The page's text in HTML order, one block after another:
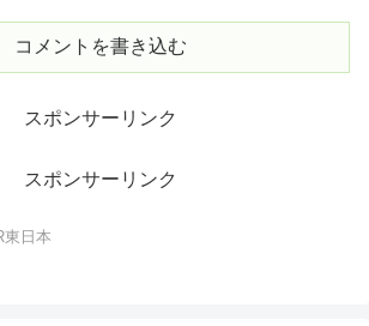
コメントを書き込む
スポンサーリンク
スポンサーリンク
東日本